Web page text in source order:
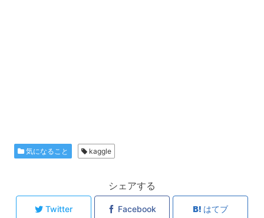
気になること kaggle
シェアする
Twitter Facebook はてブ